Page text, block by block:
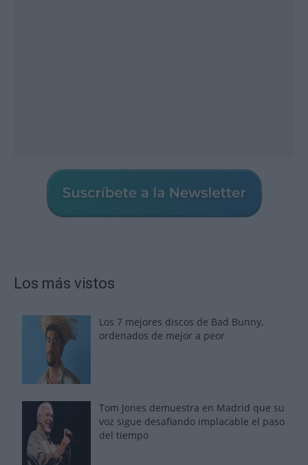
Los más vistos
Los 7 mejores discos de Bad Bunny,
ordenados de mejor a peor
Tom Jones demuestra en Madrid que su
voz sigue desafiando implacable el paso
del tiempo